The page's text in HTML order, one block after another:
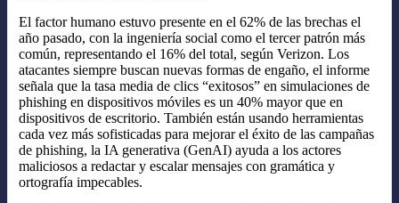
El factor humano estuvo presente en el 62% de las brechas el
año pasado, con la ingeniería social como el tercer patrón más
común, representando el 16% del total, según Verizon. Los
atacantes siempre buscan nuevas formas de engaño, el informe
señala que la tasa media de clics “exitosos” en simulaciones de
phishing en dispositivos móviles es un 40% mayor que en
dispositivos de escritorio. También están usando herramientas
cada vez más sofisticadas para mejorar el éxito de las campañas
de phishing, la IA generativa (GenAI) ayuda a los actores
maliciosos a redactar y escalar mensajes con gramática y
ortografía impecables.